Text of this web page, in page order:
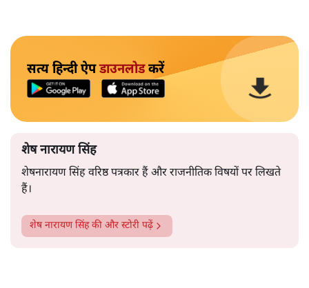
सत्य हिन्दी ऐपडाउनलोडकरें
शेष नारायण सिंह
शेषनारायण सिंह वरिष्ठ पत्रकार हैं और राजनीतिक विषयों पर लिखते
हैं।
शेष नारायण सिंहकी और स्टोरी पढ़ें